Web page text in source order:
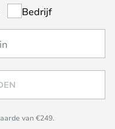
Bedrijf
van €249.